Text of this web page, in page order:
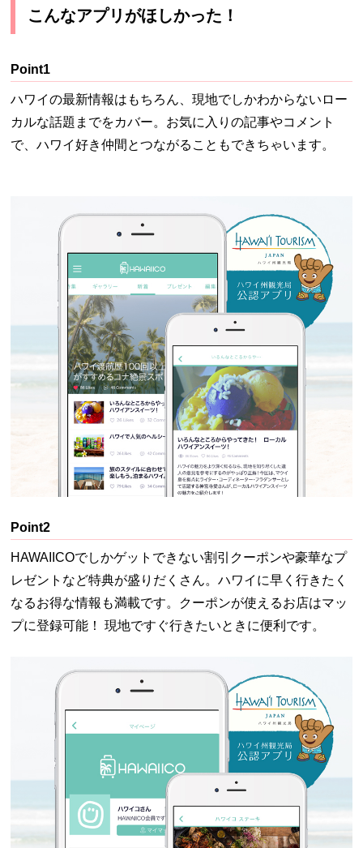
こんなアプリがほしかった！
Point1
ハワイの最新情報はもちろん、現地でしかわからないロー
カルな話題までをカバー。お気に入りの記事やコメント
で、ハワイ好き仲間とつながることもできちゃいます。
Point2
HAWAIICOでしかゲットできない割引クーポンや豪華なプ
レゼントなど特典が盛りだくさん。ハワイに早く行きたく
なるお得な情報も満載です。クーポンが使えるお店はマッ
プに登録可能！ 現地ですぐ行きたいときに便利です。